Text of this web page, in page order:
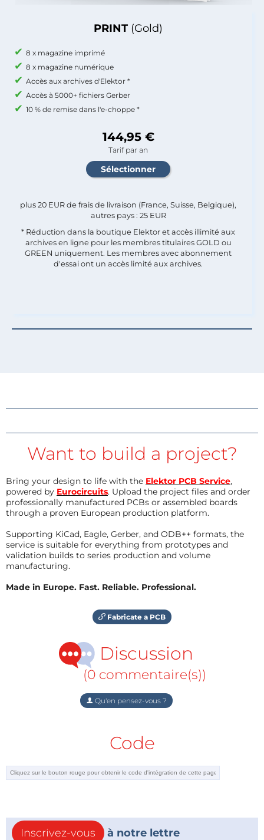
PRINT (Gold)
8 x magazine imprimé
8 x magazine numérique
Accès aux archives d'Elektor *
Accès à 5000+ fichiers Gerber
10 % de remise dans l'e-choppe *
144,95 €
Tarif par an
plus 20 EUR de frais de livraison (France, Suisse, Belgique),
autres pays : 25 EUR
* Réduction dans la boutique Elektor et accès illimité aux
archives en ligne pour les membres titulaires GOLD ou
GREEN uniquement. Les membres avec abonnement
d'essai ont un accès limité aux archives.
Want to build a project?
Bring your design to life with the Elektor PCB Service,
powered by Eurocircuits. Upload the project files and order
professionally manufactured PCBs or assembled boards
through a proven European production platform.
Supporting KiCad, Eagle, Gerber, and ODB++ formats, the
service is suitable for everything from prototypes and
validation builds to series production and volume
manufacturing.
Made in Europe. Fast. Reliable. Professional.
Fabricate a PCB
Discussion
(0 commentaire(s))
Qu'en pensez-vous ?
Code
Inscrivez-vous
à notre lettre